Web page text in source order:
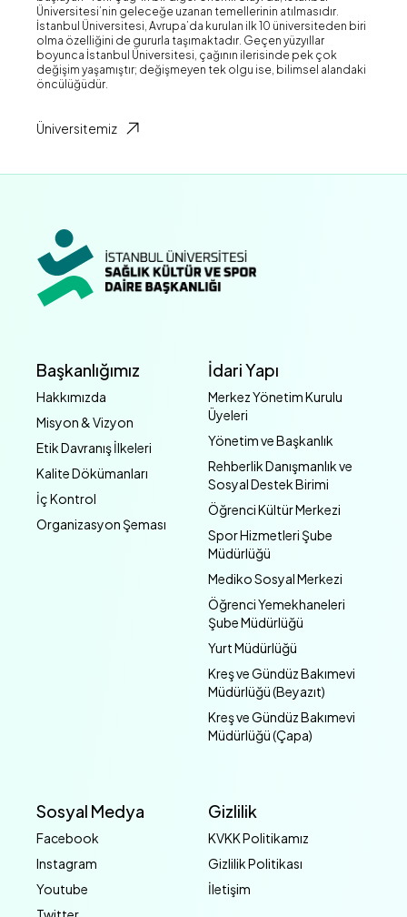
Üniversitesi’nin geleceğe uzanan temellerinin atılmasıdır.
İstanbul Üniversitesi, Avrupa’da kurulan ilk 10 üniversiteden biri
olma özelliğini de gururla taşımaktadır. Geçen yüzyıllar
boyunca İstanbul Üniversitesi, çağının ilerisinde pek çok
değişim yaşamıştır; değişmeyen tek olgu ise, bilimsel alandaki
öncülüğüdür.
Üniversitemiz
Başkanlığımız
Hakkımızda
Misyon & Vizyon
Etik Davranış İlkeleri
Kalite Dökümanları
İç Kontrol
Organizasyon Şeması
İdari Yapı
Merkez Yönetim Kurulu
Üyeleri
Yönetim ve Başkanlık
Rehberlik Danışmanlık ve
Sosyal Destek Birimi
Öğrenci Kültür Merkezi
Spor Hizmetleri Şube
Müdürlüğü
Mediko Sosyal Merkezi
Öğrenci Yemekhaneleri
Şube Müdürlüğü
Yurt Müdürlüğü
Kreş ve Gündüz Bakımevi
Müdürlüğü (Beyazıt)
Kreş ve Gündüz Bakımevi
Müdürlüğü (Çapa)
Sosyal Medya
Facebook
Instagram
Youtube
Gizlilik
KVKK Politikamız
Gizlilik Politikası
İletişim